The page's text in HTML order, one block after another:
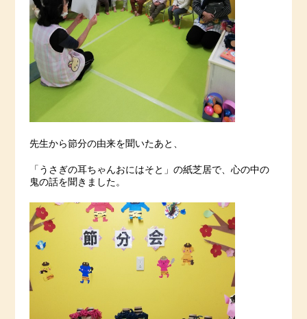
先生から節分の由来を聞いたあと、
「うさぎの耳ちゃんおにはそと」の紙芝居で、心の中の
鬼の話を聞きました。